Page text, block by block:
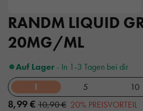
RANDM LIQUID
20MG/ML
Auf Lager - In 1-3 Tagen bei dir
1
5 10
8,99 € 10,90 € 20% PREISVORTEIL